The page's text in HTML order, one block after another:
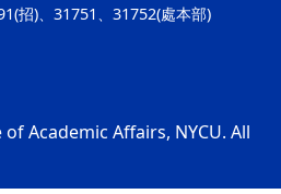
招)、31751、31752(處本部)
Academic Affairs, NYCU. All